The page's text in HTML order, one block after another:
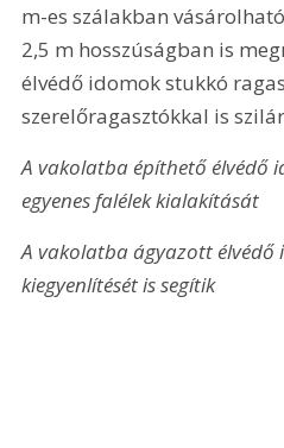
m-es szálakban
2,5 m hosszúságban is
élvédő idomok stukkó
szerelőragasztókkal is
A vakolatba építhető élvédő
egyenes falélek kialakítását
A vakolatba ágyazott
kiegyenlítését is segítik